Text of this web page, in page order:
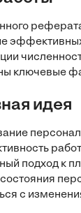
ключевые
идея
подход к
с